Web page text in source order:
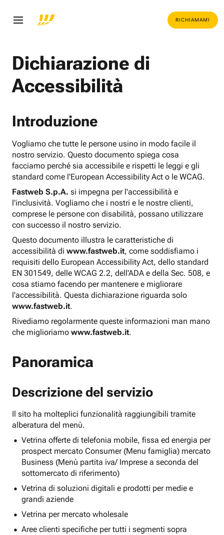
RICHIAMAMI
Dichiarazione di
Accessibilità
Introduzione
Vogliamo che tutte le persone usino in modo facile il
nostro servizio. Questo documento spiega cosa
facciamo perché sia accessibile e rispetti le leggi e gli
standard come l'European Accessibility Act o le WCAG.
Fastweb S.p.A. si impegna per l'accessibilità e
l'inclusività. Vogliamo che i nostri e le nostre clienti,
comprese le persone con disabilità, possano utilizzare
con successo il nostro servizio.
Questo documento illustra le caratteristiche di
accessibilità di www.fastweb.it, come soddisfiamo i
requisiti dello European Accessibility Act, dello standard
EN 301549, delle WCAG 2.2, dell'ADA e della Sec. 508, e
cosa stiamo facendo per mantenere e migliorare
l'accessibilità. Questa dichiarazione riguarda solo
www.fastweb.it.
Rivediamo regolarmente queste informazioni man mano
che miglioriamo www.fastweb.it.
Panoramica
Descrizione del servizio
Il sito ha molteplici funzionalità raggiungibili tramite
alberatura del menù.
Vetrina offerte di telefonia mobile, fissa ed energia per
prospect mercato Consumer (Menu famiglia) mercato
Business (Menù partita iva/ Imprese a seconda del
sottomercato di riferimento)
Vetrina di soluzioni digitali e prodotti per medie e
grandi aziende
Vetrina per mercato wholesale
Aree clienti specifiche per tutti i segmenti sopra